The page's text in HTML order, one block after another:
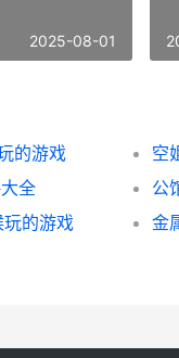
2025-08-01
的游戏
空
全
公
的游戏
金